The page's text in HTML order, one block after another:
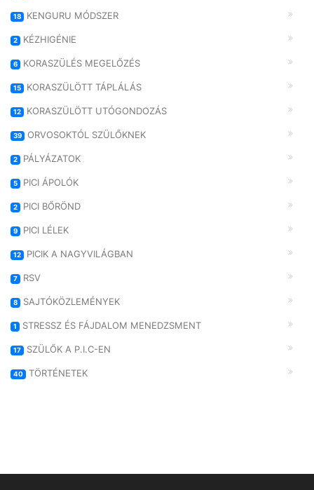
18 KENGURU MÓDSZER
2 KÉZHIGÉNIE
6 KORASZÜLÉS MEGELŐZÉS
15 KORASZÜLÖTT TÁPLÁLÁS
12 KORASZÜLÖTT UTÓGONDOZÁS
39 ORVOSOKTÓL SZÜLŐKNEK
2 PÁLYÁZATOK
5 PICI ÁPOLÓK
2 PICI BŐRÖND
9 PICI LÉLEK
12 PICIK A NAGYVILÁGBAN
7 RSV
8 SAJTÓKÖZLEMÉNYEK
1 STRESSZ ÉS FÁJDALOM MENEDZSMENT
17 SZÜLŐK A P.I.C-EN
40 TÖRTÉNETEK